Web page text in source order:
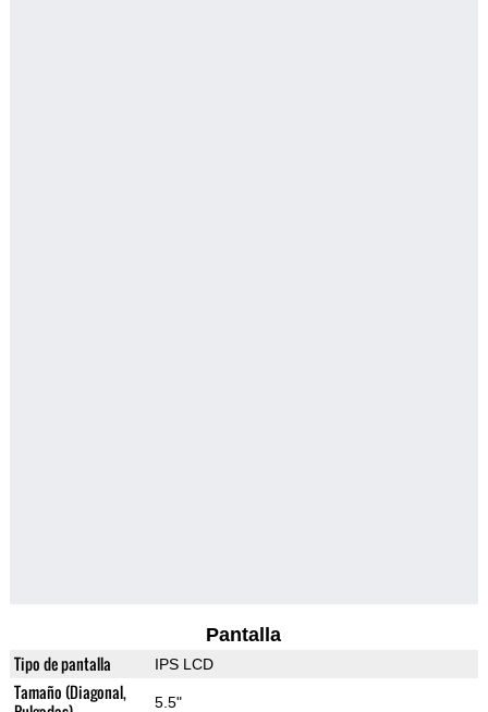
Pantalla
Tipo de pantalla IPS LCD
Tamaño (Diagonal,
5.5"